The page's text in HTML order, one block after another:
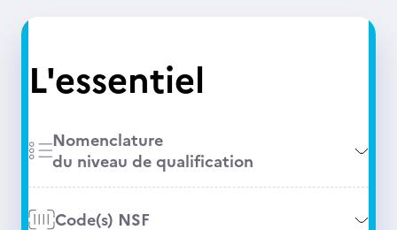
L'essentiel
Nomenclature
du niveau de qualification
Code(s) NSF